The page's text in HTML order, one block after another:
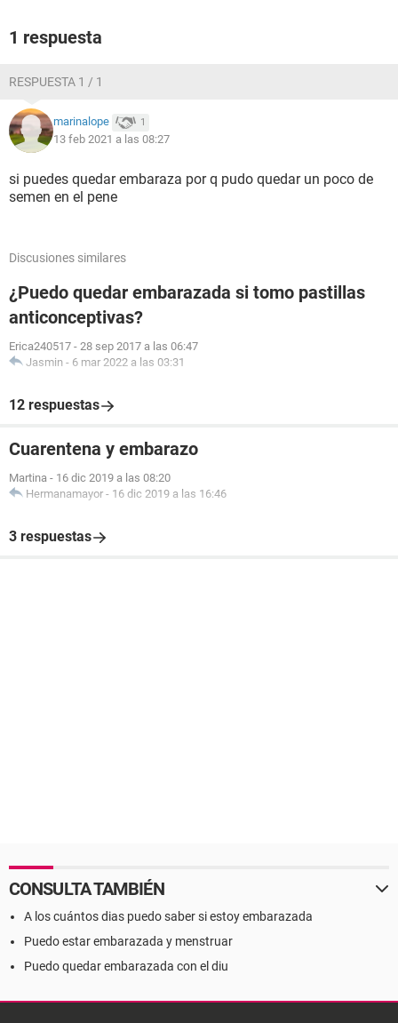
1 respuesta
RESPUESTA 1 / 1
marinalope 1
13 feb 2021 a las 08:27
si puedes quedar embaraza por q pudo quedar un poco de
semen en el pene
Discusiones similares
¿Puedo quedar embarazada si tomo pastillas
anticonceptivas?
Erica240517 - 28 sep 2017 a las 06:47
Jasmin - 6 mar 2022 a las 03:31
12 respuestas
Cuarentena y embarazo
Martina - 16 dic 2019 a las 08:20
Hermanamayor - 16 dic 2019 a las 16:46
3 respuestas
CONSULTA TAMBIÉN
A los cuántos dias puedo saber si estoy embarazada
Puedo estar embarazada y menstruar
Puedo quedar embarazada con el diu